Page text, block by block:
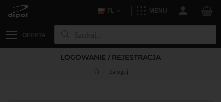
PL MENU
OFERTA
LOGOWANIE / REJESTRACJA
Zaloguj